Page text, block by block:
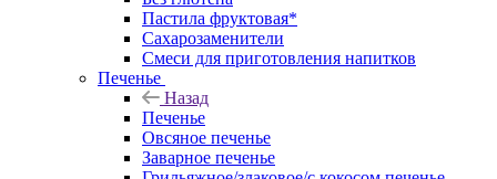
Пастила фруктовая*
Сахарозаменители
Смеси для приготовления напитков
Печенье
Назад
Печенье
Овсяное печенье
Заварное печенье